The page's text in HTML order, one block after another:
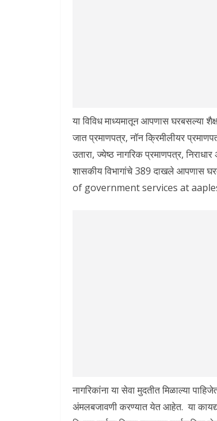
या विविध माध्यमातून आपणास घरबसल्या
जात प्रमाणपत्र, नॉन क्रिमीलीयर
उतारा, ज्येष्ठ नागरिक प्रमाणपत्र,
शासकीय विभागांचे 389 दाखले आपणास
of government services at
नागरिकांना या सेवा मुदतीत मिळाल्या
अंमलबजावणी करण्यात येत आहेत. या